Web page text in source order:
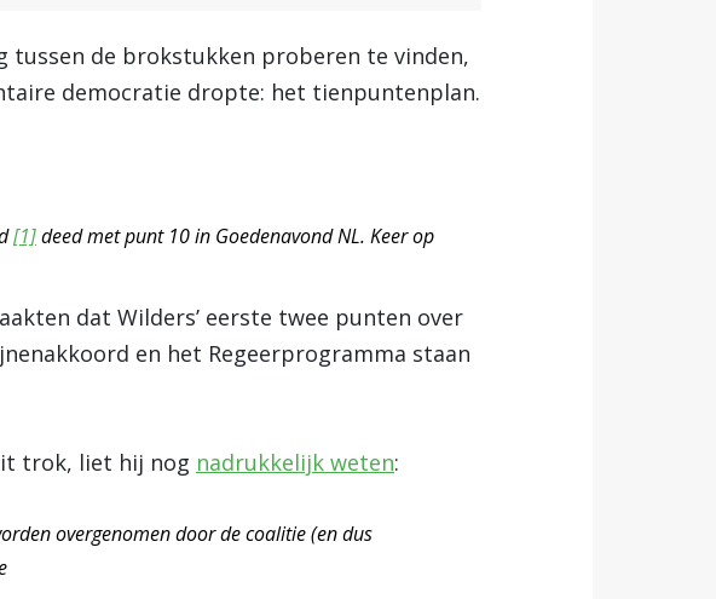
tussen de brokstukken proberen te vinden,
democratie dropte: het tienpuntenplan.
[1]deed met punt 10 in Goedenavond NL. Keer op
dat Wilders’ eerste twee punten over
en het Regeerprogramma staan
trok, liet hij nog nadrukkelijk weten:
overgenomen door de coalitie (en dus